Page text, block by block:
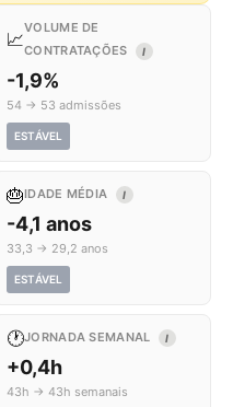
📈
VOLUME DE
CONTRATAÇÕES
I
-1,9%
54 → 53 admissões
ESTÁVEL
🎂IDADE MÉDIA I
-4,1 anos
33,3 → 29,2 anos
ESTÁVEL
🕐JORNADA SEMANAL I
+0,4h
43h → 43h semanais